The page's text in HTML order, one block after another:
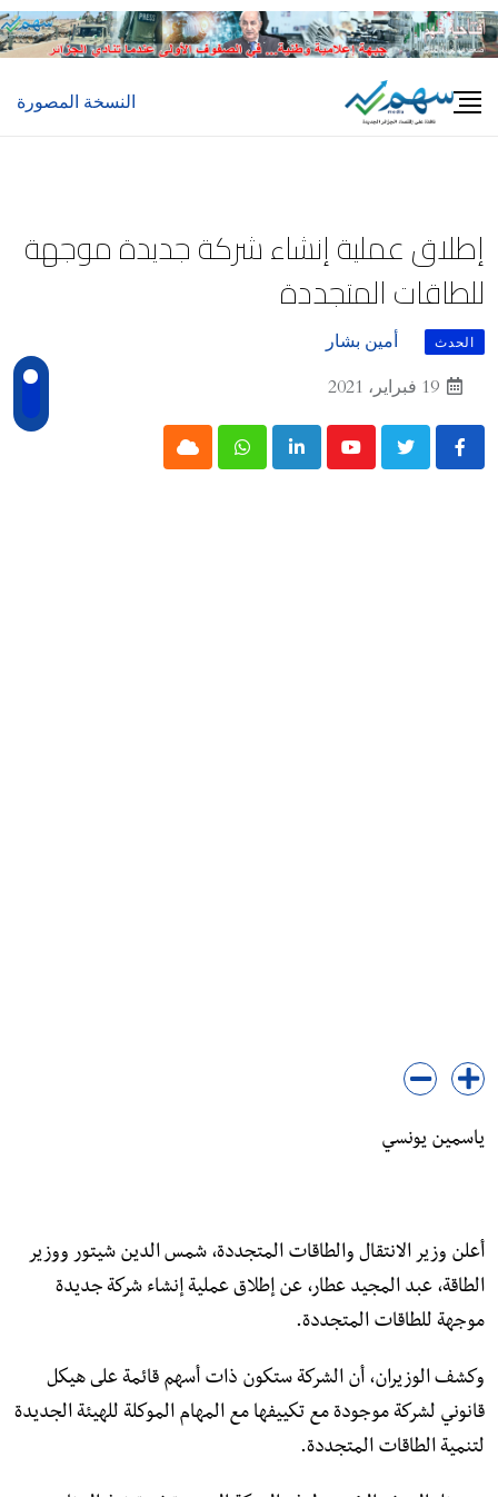
Skip
to
النسخة المصورة
إطلاق عملية إنشاء شركة جديدة موجهة
للطاقات المتجددة
الحدث
أمين بشار
19 فبراير، 2021
Youtube
LinkedIn
Whatsapp
Cloud
ياسمين يونسي
أعلن وزير الانتقال والطاقات المتجددة، شمس الدين شيتور ووزير
الطاقة، عبد المجيد عطار، عن إطلاق عملية إنشاء شركة جديدة
موجهة للطاقات المتجددة.
وكشف الوزيران، أن الشركة ستكون ذات أسهم قائمة على هيكل
قانوني لشركة موجودة مع تكييفها مع المهام الموكلة للهيئة الجديدة
لتنمية الطاقات المتجددة.